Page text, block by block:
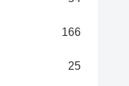
166
25